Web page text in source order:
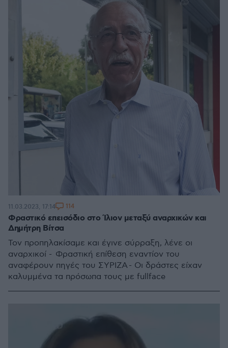
Φραστικό επεισόδιο στο Ίλιον μεταξύ αναρχικών και
Δημήτρη Βίτσα
Τον προπηλακίσαμε και έγινε σύρραξη, λένε οι
αναρχικοί - Φραστική επίθεση εναντίον του
αναφέρουν πηγές του ΣΥΡΙΖΑ - Οι δράστες είχαν
καλυμμένα τα πρόσωπα τους με fullface
11.03.2023, 17:14 114